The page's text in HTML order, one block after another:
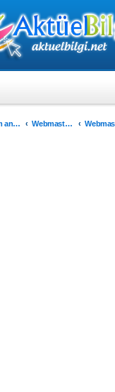
Forum ana sayfa Webmaster & Tasarım